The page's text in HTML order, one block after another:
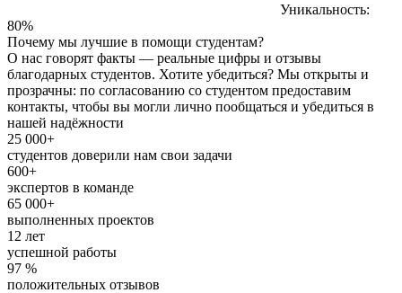
Уникальность:
80%
Почему мы лучшие в помощи студентам?
О нас говорят факты — реальные цифры и отзывы
благодарных студентов. Хотите убедиться? Мы открыты и
прозрачны: по согласованию со студентом предоставим
контакты, чтобы вы могли лично пообщаться и убедиться в
нашей надёжности
25 000+
студентов доверили нам свои задачи
600+
экспертов в команде
65 000+
выполненных проектов
12 лет
успешной работы
97 %
положительных отзывов